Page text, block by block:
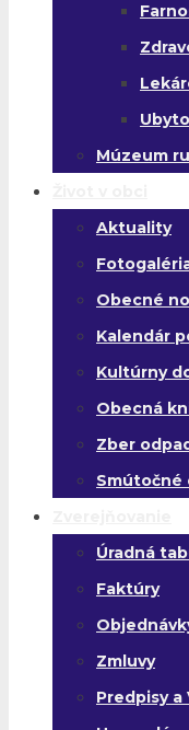
Múzeum
Aktuality
Obecné
Kalendár
Kultúrny
Obecná
Zber
Smútočné
Úradná
Faktúry
Zmluvy
Predpisy a